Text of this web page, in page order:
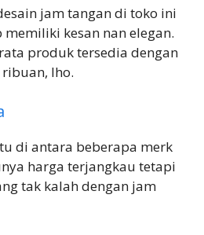
jam tangan di toko ini
kesan nan elegan.
produk tersedia dengan
lho.
di antara beberapa merk
harga terjangkau tetapi
tak kalah dengan jam